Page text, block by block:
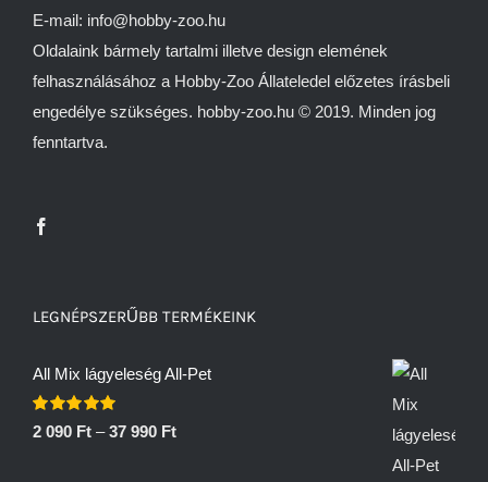
E-mail: info@hobby-zoo.hu
Oldalaink bármely tartalmi illetve design elemének
felhasználásához a Hobby-Zoo Állateledel előzetes írásbeli
engedélye szükséges. hobby-zoo.hu © 2019. Minden jog
fenntartva.
LEGNÉPSZERŰBB TERMÉKEINK
All Mix lágyeleség All-Pet
Értékelés:
2 090 Ft –37 990 Ft